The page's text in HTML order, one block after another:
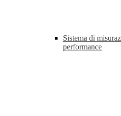
Sistema di
performance